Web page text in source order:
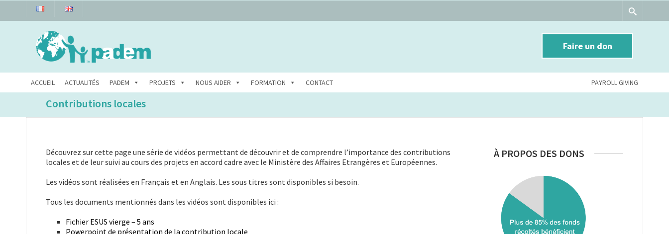
Faire un don
ACCUEIL ACTUALITÉS PADEM PROJETS NOUS AIDER FORMATION CONTACT PAYROLL GIVING
Contributions locales
Découvrez sur cette page une série de vidéos permettant de découvrir et de comprendre l’importance des contributions
locales et de leur suivi au cours des projets en accord cadre avec le Ministère des Affaires Etrangères et Européennes.
Les vidéos sont réalisées en Français et en Anglais. Les sous titres sont disponibles si besoin.
Tous les documents mentionnés dans les vidéos sont disponibles ici :
Fichier ESUS vierge – 5 ans
Powerpoint de présentation de la contribution locale
À PROPOS DES DONS